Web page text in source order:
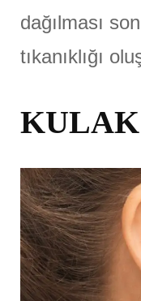
dağılması
tıkanıklığı